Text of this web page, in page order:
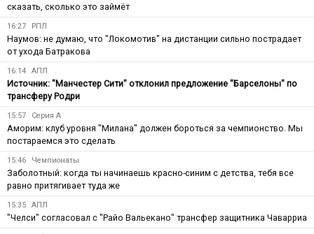
сказать, сколько это займёт
16:27 РПЛ
Наумов: не думаю, что "Локомотив" на дистанции сильно пострадает
от ухода Батракова
16:14 АПЛ
Источник: "Манчестер Сити" отклонил предложение "Барселоны" по
трансферу Родри
15:57 Серия А
Аморим: клуб уровня "Милана" должен бороться за чемпионство. Мы
постараемся это сделать
15:46 Чемпионаты
Заболотный: когда ты начинаешь красно-синим с детства, тебя все
равно притягивает туда же
15:35 АПЛ
"Челси" согласовал с "Райо Вальекано" трансфер защитника Чаварриа